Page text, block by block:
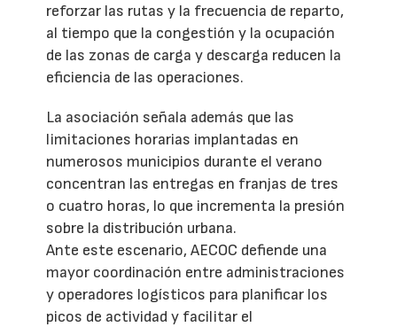
reforzar las rutas y la frecuencia de reparto,
al tiempo que la congestión y la ocupación
de las zonas de carga y descarga reducen la
eficiencia de las operaciones.
La asociación señala además que las
limitaciones horarias implantadas en
numerosos municipios durante el verano
concentran las entregas en franjas de tres
o cuatro horas, lo que incrementa la presión
sobre la distribución urbana.
Ante este escenario, AECOC defiende una
mayor coordinación entre administraciones
y operadores logísticos para planificar los
picos de actividad y facilitar el